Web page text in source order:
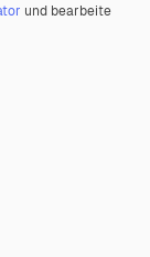
und bearbeite